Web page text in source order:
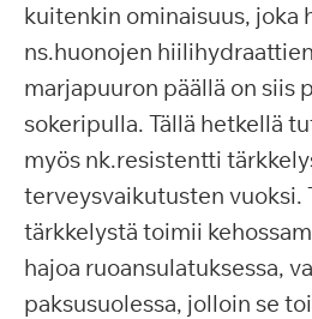
kuitenkin ominaisuus, joka
ns.huonojen
marjapuuron päällä on siis
sokeripulla. Tällä hetkellä
myös nk.resistentti
terveysvaikutusten vuoksi.
tärkkelystä toimii
hajoa ruoansulatuksessa,
paksusuolessa, jolloin se